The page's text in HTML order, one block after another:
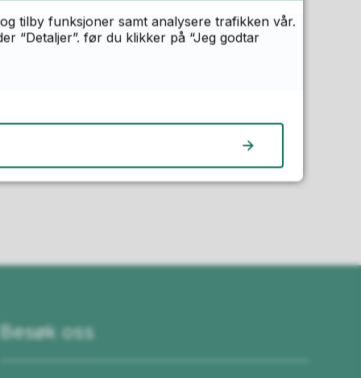
Besøk oss
tilby funksjoner samt analysere trafikken vår.
“Detaljer”. før du klikker på “Jeg godtar